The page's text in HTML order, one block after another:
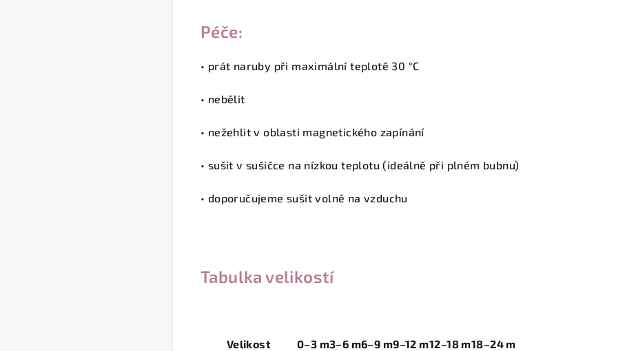
Péče:
• prát naruby při maximální teplotě 30 °C
• nebělit
• nežehlit v oblasti magnetického zapínání
• sušit v sušičce na nízkou teplotu (ideálně při plném bubnu)
• doporučujeme sušit volně na vzduchu
Tabulka velikostí
Velikost 0–3 m3–6 m6–9 m9–12 m12–18 m18–24 m